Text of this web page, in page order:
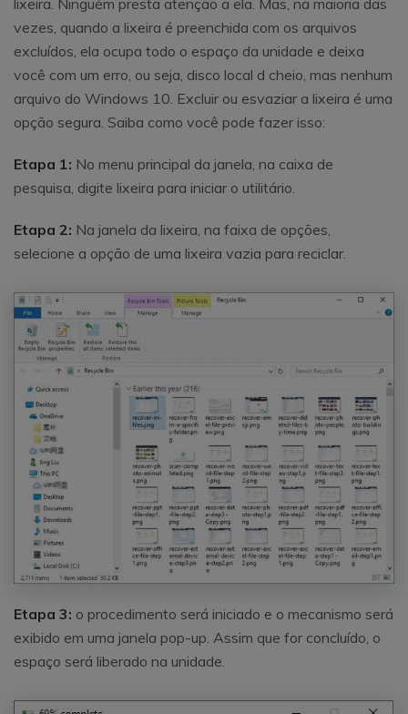
vezes, quando a lixeira é preenchida com os arquivos
excluídos, ela ocupa todo o espaço da unidade e deixa
você com um erro, ou seja, disco local d cheio, mas nenhum
arquivo do Windows 10. Excluir ou esvaziar a lixeira é uma
opção segura. Saiba como você pode fazer isso:
Etapa 1: No menu principal da janela, na caixa de
pesquisa, digite lixeira para iniciar o utilitário.
Etapa 2: Na janela da lixeira, na faixa de opções,
selecione a opção de uma lixeira vazia para reciclar.
Etapa 3: o procedimento será iniciado e o mecanismo será
exibido em uma janela pop-up. Assim que for concluído, o
espaço será liberado na unidade.